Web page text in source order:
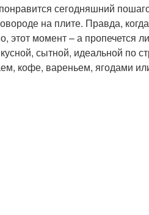
сегодняшний
на плите. Правда,
момент – а пропечется
сытной, идеальной по
кофе, вареньем, ягодами